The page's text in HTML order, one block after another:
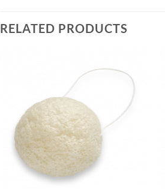
RELATED PRODUCTS